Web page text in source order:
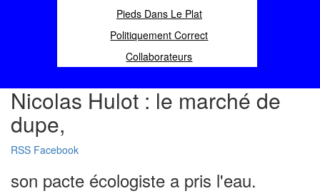
Pieds Dans Le Plat
Politiquement Correct
Collaborateurs
Nicolas Hulot : le marché de
dupe,
RSS Facebook
son pacte écologiste a pris l'eau.